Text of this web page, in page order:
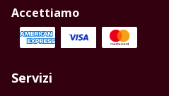
Accettiamo
Servizi